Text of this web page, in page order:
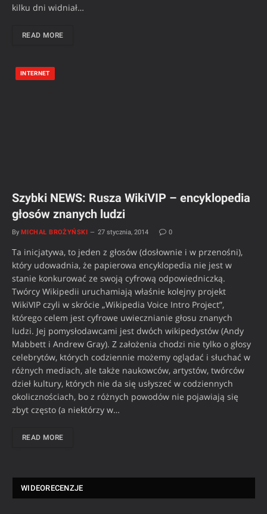
kilku dni widniał…
READ MORE
INTERNET
Szybki NEWS: Rusza WikiVIP – encyklopedia
głosów znanych ludzi
By MICHAŁ BROŻYŃSKI 27 stycznia, 2014 0
Ta inicjatywa, to jeden z głosów (dosłownie i w przenośni),
który udowadnia, że papierowa encyklopedia nie jest w
stanie konkurować ze swoją cyfrową odpowiedniczką.
Twórcy Wikipedii uruchamiają właśnie kolejny projekt
WikiVIP czyli w skrócie „Wikipedia Voice Intro Project”,
którego celem jest cyfrowe uwiecznianie głosu znanych
ludzi. Jej pomysłodawcami jest dwóch wikipedystów (Andy
Mabbett i Andrew Gray). Z założenia chodzi nie tylko o głosy
celebrytów, których codziennie możemy oglądać i słuchać w
różnych mediach, ale także naukowców, artystów, twórców
dzieł kultury, których nie da się usłyszeć w codziennych
okolicznościach, bo z różnych powodów nie pojawiają się
zbyt często (a niektórzy w…
READ MORE
WIDEORECENZJE